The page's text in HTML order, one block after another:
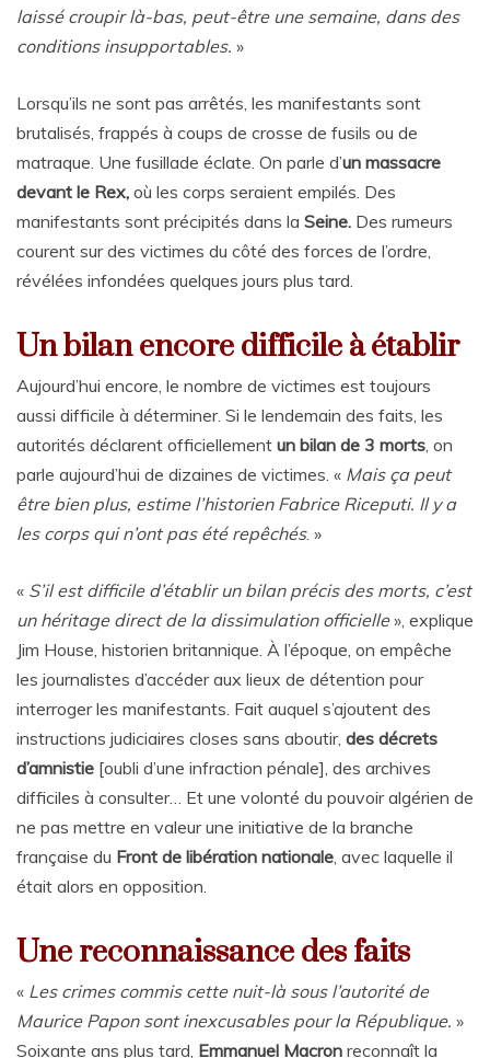
laissé croupir là-bas, peut-être une semaine, dans des
conditions insupportables. »
Lorsqu’ils ne sont pas arrêtés, les manifestants sont
brutalisés, frappés à coups de crosse de fusils ou de
matraque. Une fusillade éclate. On parle d’un massacre
devant le Rex, où les corps seraient empilés. Des
manifestants sont précipités dans la Seine. Des rumeurs
courent sur des victimes du côté des forces de l’ordre,
révélées infondées quelques jours plus tard.
Un bilan encore difficile à établir
Aujourd’hui encore, le nombre de victimes est toujours
aussi difficile à déterminer. Si le lendemain des faits, les
autorités déclarent officiellement un bilan de 3 morts, on
parle aujourd’hui de dizaines de victimes. « Mais ça peut
être bien plus, estime l’historien Fabrice Riceputi. Il y a
les corps qui n’ont pas été repêchés. »
« S’il est difficile d’établir un bilan précis des morts, c’est
un héritage direct de la dissimulation officielle», explique
Jim House, historien britannique. À l’époque, on empêche
les journalistes d’accéder aux lieux de détention pour
interroger les manifestants. Fait auquel s’ajoutent des
instructions judiciaires closes sans aboutir, des décrets
d’amnistie [oubli d’une infraction pénale], des archives
difficiles à consulter… Et une volonté du pouvoir algérien de
ne pas mettre en valeur une initiative de la branche
française du Front de libération nationale, avec laquelle il
était alors en opposition.
Une reconnaissance des faits
« Les crimes commis cette nuit-là sous l’autorité de
Maurice Papon sont inexcusables pour la République. »
Soixante ans plus tard, Emmanuel Macron reconnaît la